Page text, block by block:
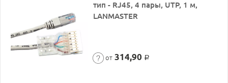
тип - RJ45, 4 пары, UTP, 1 м,
LANMASTER
от 314,90 Р